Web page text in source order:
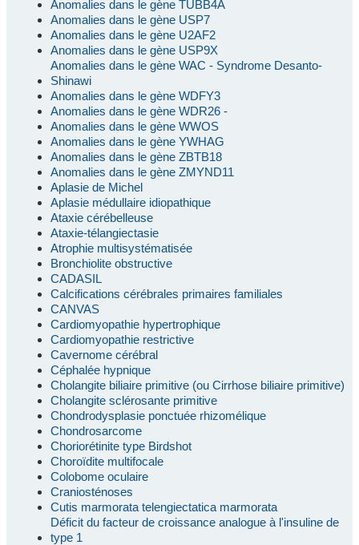
Anomalies dans le gène TUBB4A
Anomalies dans le gène USP7
Anomalies dans le gène U2AF2
Anomalies dans le gène USP9X
Anomalies dans le gène WAC - Syndrome Desanto-
Shinawi
Anomalies dans le gène WDFY3
Anomalies dans le gène WDR26 -
Anomalies dans le gène WWOS
Anomalies dans le gène YWHAG
Anomalies dans le gène ZBTB18
Anomalies dans le gène ZMYND11
Aplasie de Michel
Aplasie médullaire idiopathique
Ataxie cérébelleuse
Ataxie-télangiectasie
Atrophie multisystématisée
Bronchiolite obstructive
CADASIL
Calcifications cérébrales primaires familiales
CANVAS
Cardiomyopathie hypertrophique
Cardiomyopathie restrictive
Cavernome cérébral
Céphalée hypnique
Cholangite biliaire primitive (ou Cirrhose biliaire primitive)
Cholangite sclérosante primitive
Chondrodysplasie ponctuée rhizomélique
Chondrosarcome
Choriorétinite type Birdshot
Choroïdite multifocale
Colobome oculaire
Craniosténoses
Cutis marmorata telengiectatica marmorata
Déficit du facteur de croissance analogue à l'insuline de
type 1